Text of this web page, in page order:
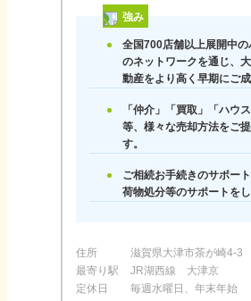
強み
全国700店舗以上展開中の
のネットワークを通じ、
動産をより高く早期にご
「仲介」「買取」「ハウ
等、様々な売却方法をご
す。
ご相続お手続きのサポー
荷物処分等のサポートをし
住所
滋賀県大津市茶が崎4-3
最寄り駅
JR湖西線 大津京
定休日
毎週水曜日、年末年始